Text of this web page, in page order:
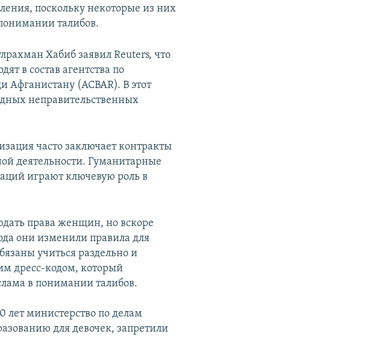
поскольку некоторые из них
талибов.
Хабиб заявил Reuters, что
в состав агентства по
(ACBAR). В этот
неправительственных
часто заключает контракты
деятельности. Гуманитарные
играют ключевую роль в
права женщин, но вскоре
они изменили правила для
учиться раздельно и
дресс-кодом, который
в понимании талибов.
лет министерство по делам
для девочек, запретили